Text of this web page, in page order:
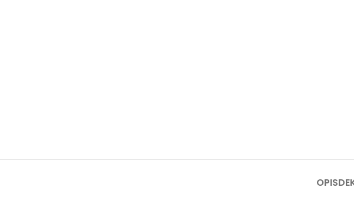
OPIS